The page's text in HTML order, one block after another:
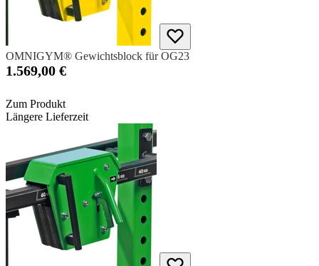
OMNIGYM® Gewichtsblock für OG23
1.569,00 €
Zum Produkt
Längere Lieferzeit